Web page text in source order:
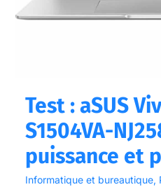
Test : aSUS
S1504VA-
puissance et
Informatique et bureautique,